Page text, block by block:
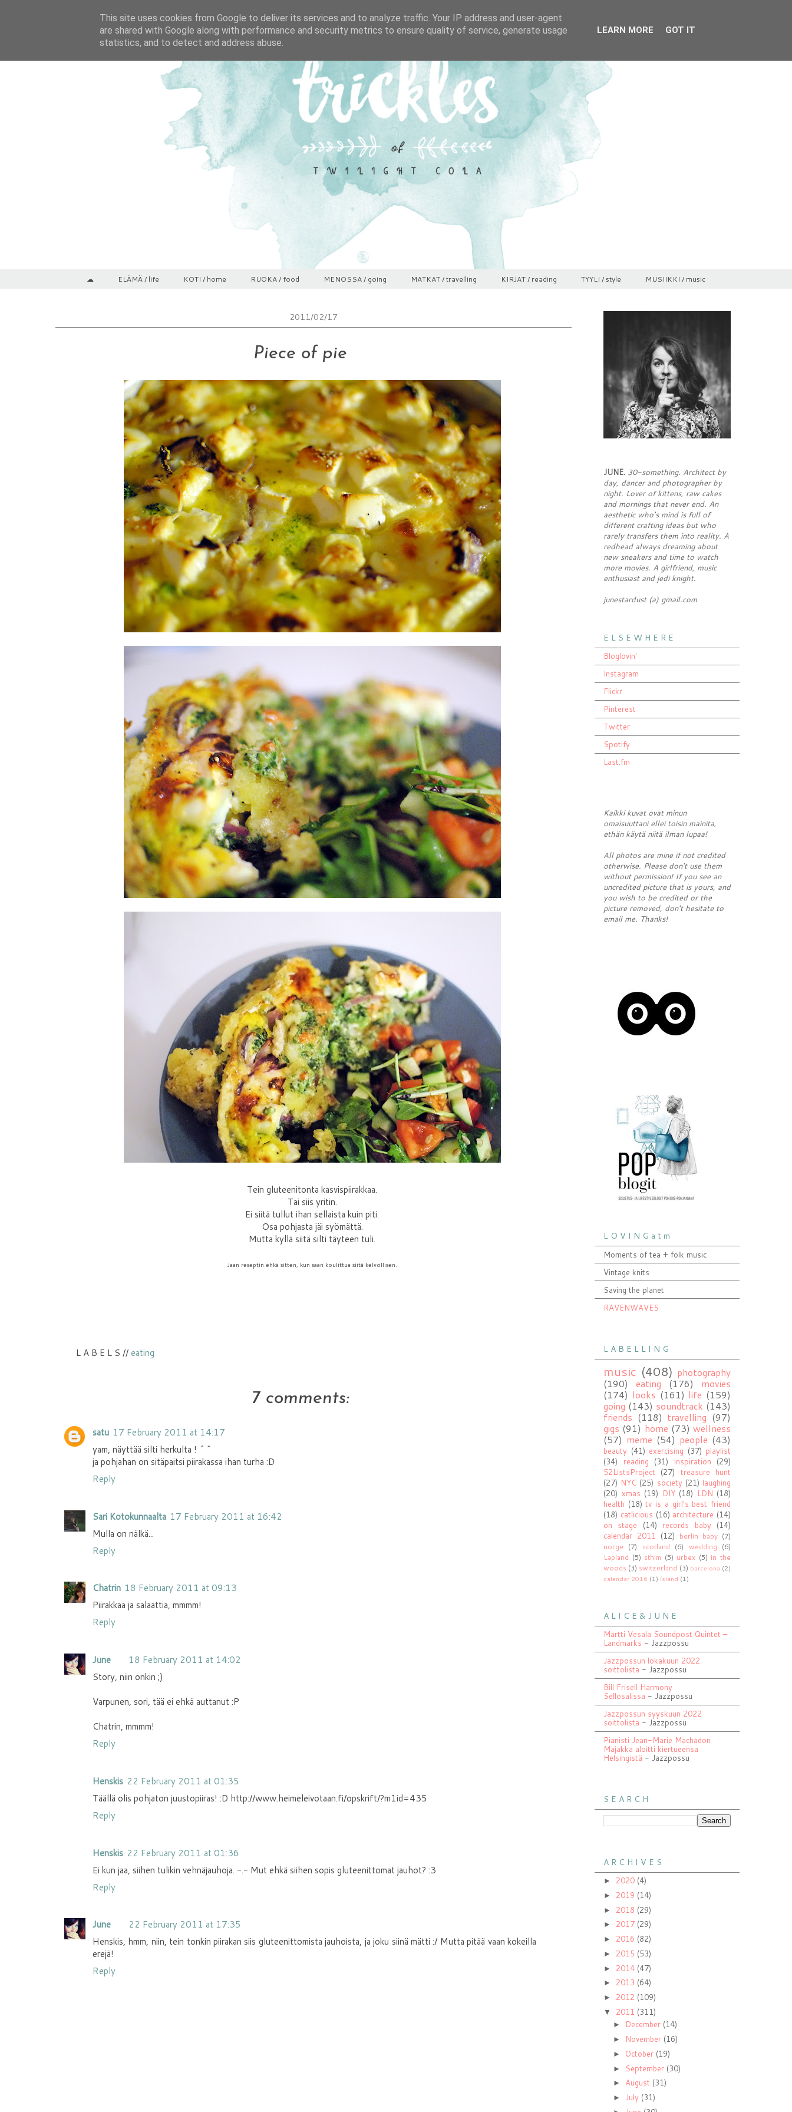
☁ ELÄMÄ / life KOTI / home RUOKA / food MENOSSA / going MATKAT / travelling KIRJAT / reading TYYLI / style MUSIIKKI / music
2011/02/17
Piece of pie
Tein gluteenitonta kasvispiirakkaa.
Tai siis yritin.
Ei siitä tullut ihan sellaista kuin piti.
Osa pohjasta jäi syömättä.
Mutta kyllä siitä silti täyteen tuli.
Jaan reseptin ehkä sitten, kun saan koulittua siitä kelvollisen.
L A B E L S // eating
7 comments:
satu 17 February 2011 at 14:17
yam, näyttää silti herkulta ! ^^
ja pohjahan on sitäpaitsi piirakassa ihan turha :D
Reply
Sari Kotokunnaalta 17 February 2011 at 16:42
Mulla on nälkä...
Reply
Chatrin 18 February 2011 at 09:13
Piirakkaa ja salaattia, mmmm!
Reply
June
18 February 2011 at 14:02
Story, niin onkin ;)
Varpunen, sori, tää ei ehkä auttanut :P
Chatrin, mmmm!
Reply
Henskis 22 February 2011 at 01:35
Täällä olis pohjaton juustopiiras! :D http://www.heimeleivotaan.fi/opskrift/?m1id=435
Reply
Henskis 22 February 2011 at 01:36
Ei kun jaa, siihen tulikin vehnäjauhoja. -.- Mut ehkä siihen sopis gluteenittomat jauhot? :3
Reply
June
22 February 2011 at 17:35
Henskis, hmm, niin, tein tonkin piirakan siis gluteenittomista jauhoista, ja joku siinä mätti :/ Mutta pitää vaan kokeilla
erejä!
Reply
JUNE. 30-something. Architect by
day, dancer and photographer by
night. Lover of kittens, raw cakes
and mornings that never end. An
aesthetic who's mind is full of
different crafting ideas but who
rarely transfers them into reality. A
redhead always dreaming about
new sneakers and time to watch
more movies. A girlfriend, music
enthusiast and jedi knight.
junestardust (a) gmail.com
E L S E W H E R E
Bloglovin'
Instagram
Flickr
Pinterest
Twitter
Spotify
Last.fm
Kaikki kuvat ovat minun
omaisuuttani ellei toisin mainita,
ethän käytä niitä ilman lupaa!
All photos are mine if not credited
otherwise. Please don't use them
without permission! If you see an
uncredited picture that is yours, and
you wish to be credited or the
picture removed, don't hesitate to
email me. Thanks!
L O V I N G a t m
Moments of tea + folk music
Vintage knits
Saving the planet
RAVENWAVES
L A B E L L I N G
music (408) photography
(190)
eating (176)
movies
(174) looks (161) life (159)
going (143) soundtrack (143)
friends (118) travelling (97)
gigs (91) home (73) wellness
(57) meme (54) people (43)
beauty (41) exercising (37) playlist
(34)
reading (31) inspiration
(29)
52ListsProject
(27)
treasure hunt
(27) NYC (25) society (21) laughing
(20) xmas (19) DIY (18) LDN (18)
health (18) tv is a girl's best friend
(18) catlicious (16) architecture (14)
on stage
(14) records baby (14)
calendar 2011
(12) berlin baby (7)
norge (7) scotland (6) wedding (6)
Lapland (5) sthlm (5) urbex (5) in the
woods (3) switzerland (3) barcelona (2)
calendar 2016 (1) ísland (1)
A L I C E & J U N E
Martti Vesala Soundpost Quintet –
Landmarks - Jazzpossu
Jazzpossun lokakuun 2022
soittolista - Jazzpossu
Bill Frisell Harmony
Sellosalissa - Jazzpossu
Jazzpossun syyskuun 2022
soittolista - Jazzpossu
Pianisti Jean-Marie Machadon
Majakka aloitti kiertueensa
Helsingistä - Jazzpossu
S E A R C H
A R C H I V E S
► 2020 (4)
► 2019 (14)
► 2018 (29)
► 2017 (29)
► 2016 (82)
► 2015 (53)
► 2014 (47)
► 2013 (64)
► 2012 (109)
▼ 2011 (311)
► December (14)
► November (16)
► October (19)
► September (30)
► August (31)
► July (31)
This site uses cookies from Google to deliver its services and to analyze traffic. Your IP address and user-agent
are shared with Google along with performance and security metrics to ensure quality of service, generate usage
statistics, and to detect and address abuse.
LEARN MORE GOT IT